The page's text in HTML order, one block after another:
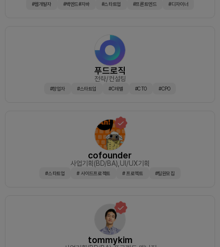
#웹개발자 #백엔드#자바 #스타트업 #프론트엔드 #디자이너
푸드로직
전략/컨설팅
#창업자 #스타트업 #C레벨 #CTO #CPO
cofounder
사업기획(BD/BA) ,UI/UX기획
#스타트업 # 사이드프로젝트 # 프로젝트 #팀원모집
tommykim